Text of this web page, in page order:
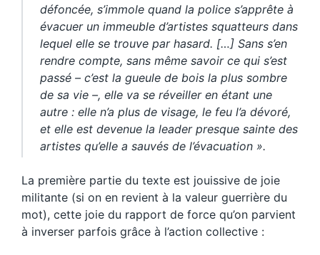
défoncée, s’immole quand la police s’apprête à
évacuer un immeuble d’artistes squatteurs dans
lequel elle se trouve par hasard. […] Sans s’en
rendre compte, sans même savoir ce qui s’est
passé – c’est la gueule de bois la plus sombre
de sa vie –, elle va se réveiller en étant une
autre : elle n’a plus de visage, le feu l’a dévoré,
et elle est devenue la leader presque sainte des
artistes qu’elle a sauvés de l’évacuation ».
La première partie du texte est jouissive de joie
militante (si on en revient à la valeur guerrière du
mot), cette joie du rapport de force qu’on parvient
à inverser parfois grâce à l’action collective :